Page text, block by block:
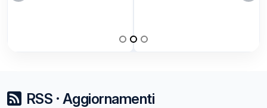
RSS · Aggiornamenti